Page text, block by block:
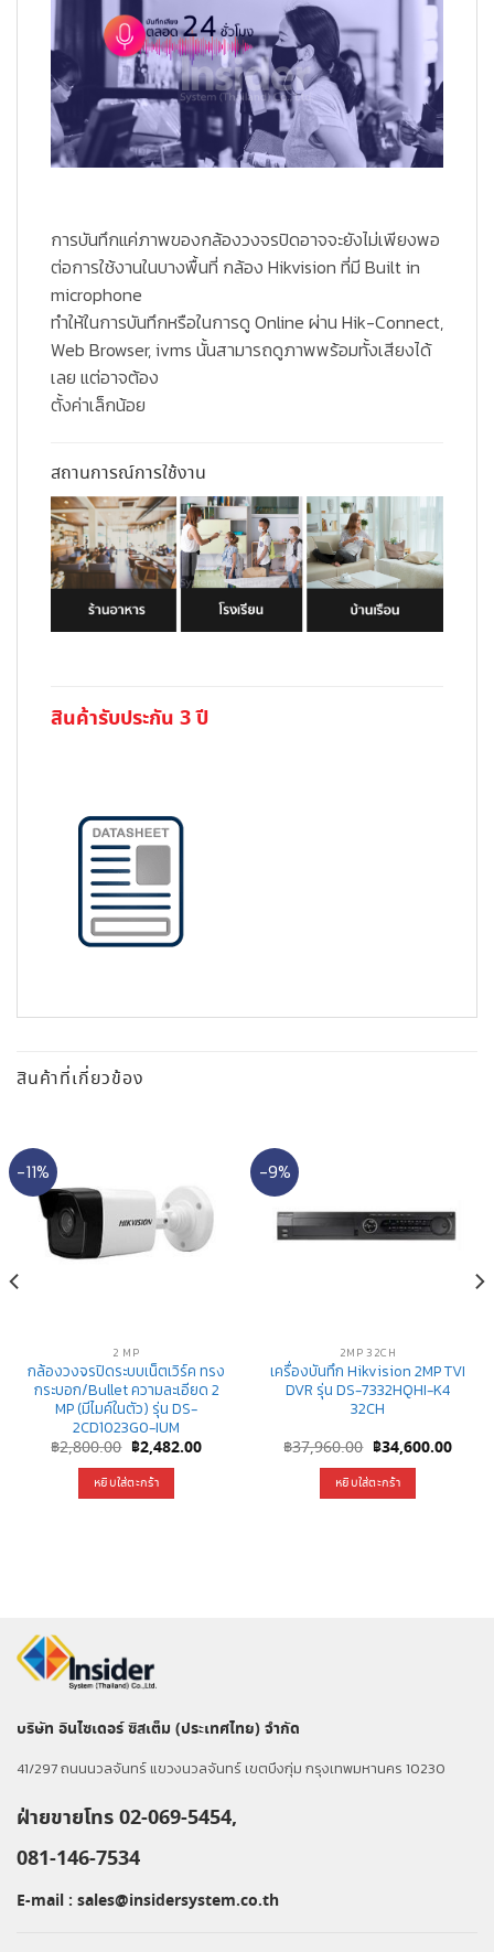
การบันทึกแค่ภาพของกล้องวงจรปิดอาจจะยังไม่เพียงพอ
ต่อการใช้งานในบางพื้นที่ กล้อง Hikvision ที่มี Built in
microphone
ทำให้ในการบันทึกหรือในการดู Online ผ่าน Hik-Connect,
Web Browser, ivms นั้นสามารถดูภาพพร้อมทั้งเสียงได้
เลย แต่อาจต้อง
ตั้งค่าเล็กน้อย
สถานการณ์การใช้งาน
สินค้ารับประกัน 3 ปี
สินค้าที่เกี่ยวข้อง
-11%
2 MP
กล้องวงจรปิดระบบเน็ตเวิร์ค ทรง
กระบอก/Bullet ความละเอียด 2
MP (มีไมค์ในตัว) รุ่น DS-
2CD1023G0-IUM
฿2,800.00 Original
price
was:
฿2,800.00.
฿2,482.00Current
หยิบใส่ตะกร้า
-9%
2MP 32CH
เครื่องบันทึก Hikvision 2MP TVI
DVR รุ่น DS-7332HQHI-K4
32CH
฿37,960.00 Original
price
was:
฿37,960.00.
฿34,600.00
หยิบใส่ตะกร้า
บริษัท อินไซเดอร์ ซิสเต็ม (ประเทศไทย) จำกัด
41/297 ถนนนวลจันทร์ แขวงนวลจันทร์ เขตบึงกุ่ม กรุงเทพมหานคร 10230
ฝ่ายขายโทร 02-069-5454,
081-146-7534
E-mail : sales@insidersystem.co.th